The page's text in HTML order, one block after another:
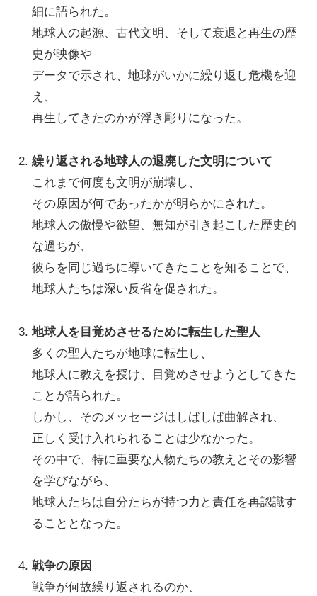
細に語られた。
地球人の起源、古代文明、そして衰退と再生の歴
史が映像や
データで示され、地球がいかに繰り返し危機を迎
え、
再生してきたのかが浮き彫りになった。
繰り返される地球人の退廃した文明について
これまで何度も文明が崩壊し、
その原因が何であったかが明らかにされた。
地球人の傲慢や欲望、無知が引き起こした歴史的
な過ちが、
彼らを同じ過ちに導いてきたことを知ることで、
地球人たちは深い反省を促された。
地球人を目覚めさせるために転生した聖人
多くの聖人たちが地球に転生し、
地球人に教えを授け、目覚めさせようとしてきた
ことが語られた。
しかし、そのメッセージはしばしば曲解され、
正しく受け入れられることは少なかった。
その中で、特に重要な人物たちの教えとその影響
を学びながら、
地球人たちは自分たちが持つ力と責任を再認識す
ることとなった。
戦争の原因
戦争が何故繰り返されるのか、